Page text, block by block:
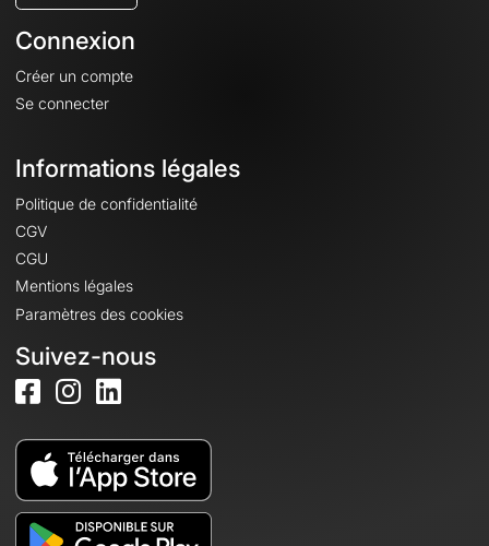
Connexion
Créer un compte
Se connecter
Informations légales
Politique de confidentialité
CGV
CGU
Mentions légales
Paramètres des cookies
Suivez-nous